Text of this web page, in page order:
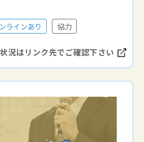
ラインあり 協力